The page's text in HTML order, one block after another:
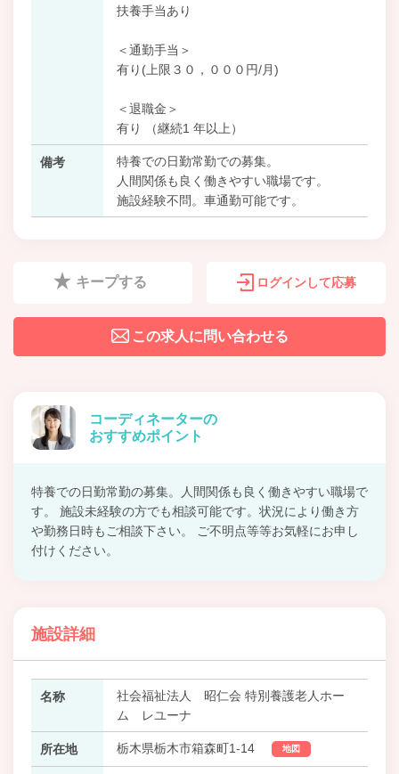
扶養手当あり
＜通勤手当＞
有り(上限３０，０００円/月)
＜退職金＞
有り （継続1 年以上）
備考
特養での日勤常勤での募集。
人間関係も良く働きやすい職場です。
施設経験不問。車通勤可能です。
キープする ログインして応募
この求人に問い合わせる
コーディネーターの
おすすめポイント
特養での日勤常勤の募集。人間関係も良く働きやすい職場で
す。 施設未経験の方でも相談可能です。状況により働き方
や勤務日時もご相談下さい。 ご不明点等等お気軽にお申し
付けください。
施設詳細
名称
社会福祉法人 昭仁会 特別養護老人ホー
ム レユーナ
所在地 栃木県栃木市箱森町1-14 地図